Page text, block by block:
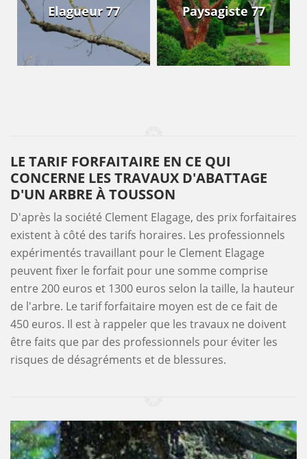
Elagueur 77 Paysagiste 77
LE TARIF FORFAITAIRE EN CE QUI
CONCERNE LES TRAVAUX D'ABATTAGE
D'UN ARBRE À TOUSSON
D'après la société Clement Elagage, des prix forfaitaires
existent à côté des tarifs horaires. Les professionnels
expérimentés travaillant pour le Clement Elagage
peuvent fixer le forfait pour une somme comprise
entre 200 euros et 1300 euros selon la taille, la hauteur
de l'arbre. Le tarif forfaitaire moyen est de ce fait de
450 euros. Il est à rappeler que les travaux ne doivent
être faits que par des professionnels pour éviter les
risques de désagréments et de blessures.